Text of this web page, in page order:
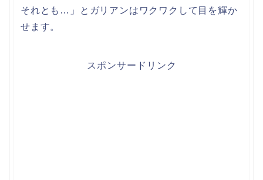
それとも…」とガリアンはワクワクして目を輝か
せます。
スポンサードリンク